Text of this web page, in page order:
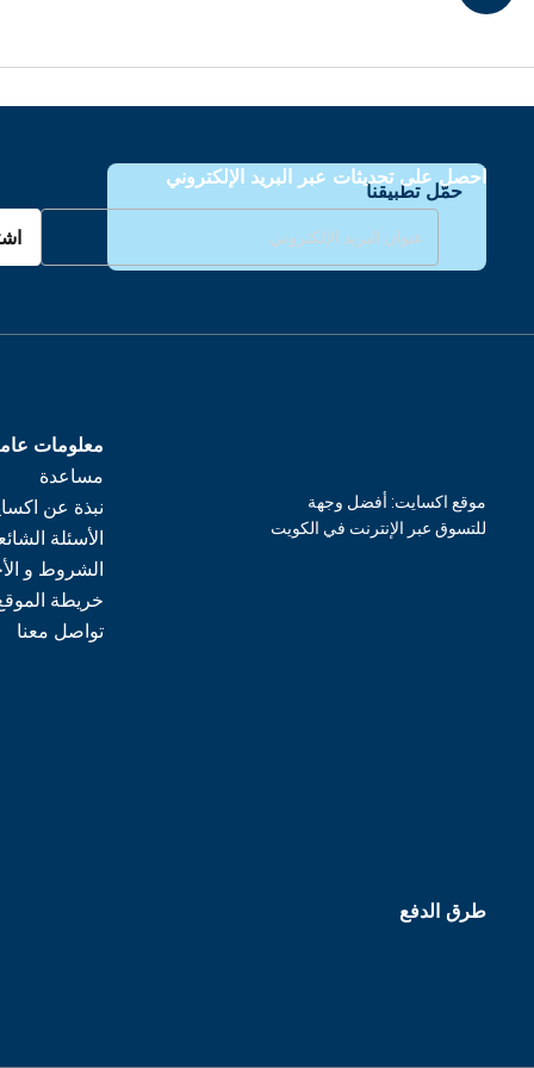
حمّل تطبيقنا
احصل على تحديثات عبر البريد الإلكتروني
معلومات
مساعدة
نبذة عن
الأسئلة
الشروط و
خريطة
تواصل معنا
موقع اكسايت: أفضل وجهة
للتسوق عبر الإنترنت في الكويت
طرق الدفع